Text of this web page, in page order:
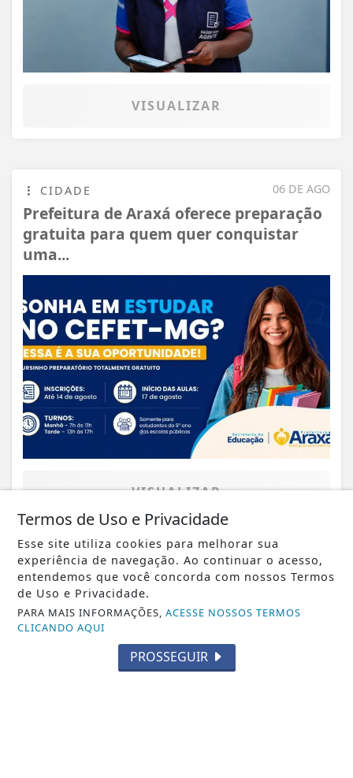
VISUALIZAR
06 DE AGO
CIDADE
Prefeitura de Araxá oferece preparação
gratuita para quem quer conquistar
uma...
VISUALIZAR
06 DE AGO
CIDADE
Prefeitura inicia construção do Centro
Esportivo Comunitário e busca em...
Termos de Uso e Privacidade
Esse site utiliza cookies para melhorar sua
experiência de navegação. Ao continuar o acesso,
entendemos que você concorda com nossos Termos
de Uso e Privacidade.
PARA MAIS INFORMAÇÕES,ACESSE NOSSOS TERMOS
CLICANDO AQUI
PROSSEGUIR